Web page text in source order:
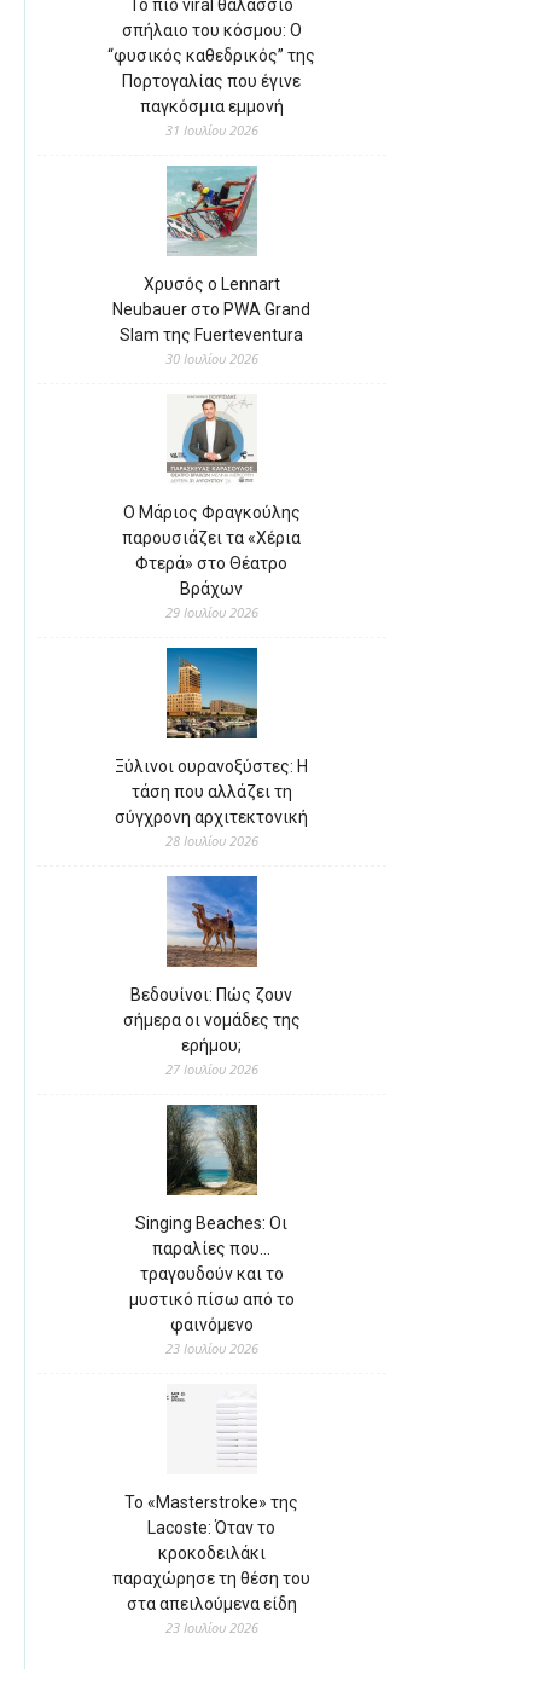
Το πιο viral θαλάσσιο
σπήλαιο του κόσμου: Ο
“φυσικός καθεδρικός” της
Πορτογαλίας που έγινε
παγκόσμια εμμονή
31 Ιουλίου 2026
Χρυσός ο Lennart
Neubauer στο PWA Grand
Slam της Fuerteventura
30 Ιουλίου 2026
Ο Μάριος Φραγκούλης
παρουσιάζει τα «Χέρια
Φτερά» στο Θέατρο
Βράχων
29 Ιουλίου 2026
Ξύλινοι ουρανοξύστες: Η
τάση που αλλάζει τη
σύγχρονη αρχιτεκτονική
28 Ιουλίου 2026
Βεδουίνοι: Πώς ζουν
σήμερα οι νομάδες της
ερήμου;
27 Ιουλίου 2026
Singing Beaches: Οι
παραλίες που…
τραγουδούν και το
μυστικό πίσω από το
φαινόμενο
23 Ιουλίου 2026
Το «Masterstroke» της
Lacoste: Όταν το
κροκοδειλάκι
παραχώρησε τη θέση του
στα απειλούμενα είδη
23 Ιουλίου 2026